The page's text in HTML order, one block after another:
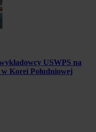
USWPS na
Korei Południowej